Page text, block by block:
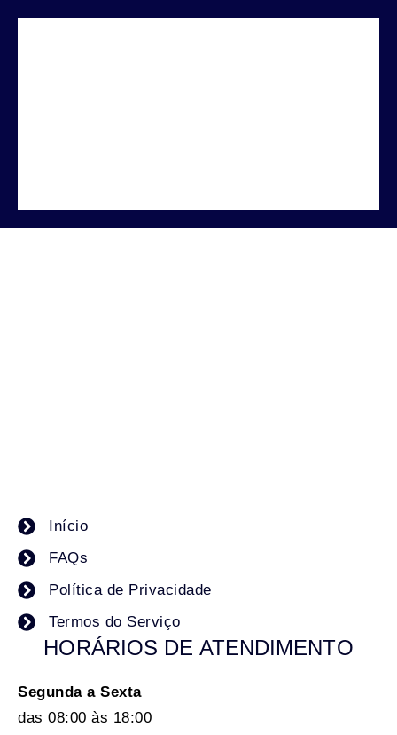
Início
FAQs
Política de Privacidade
Termos do Serviço
HORÁRIOS DE ATENDIMENTO
Segunda a Sexta
das 08:00 às 18:00